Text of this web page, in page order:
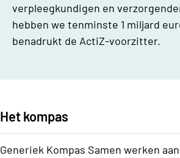
verpleegkundigen en
hebben we tenminste 1 miljard
benadrukt de ActiZ-voorzitter.
Het kompas
Generiek Kompas Samen werken